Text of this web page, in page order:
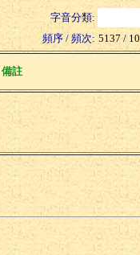
字音分類:
頻序 / 頻次: 5137 / 10
備註